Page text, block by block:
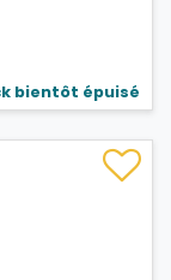
bientôt épuisé